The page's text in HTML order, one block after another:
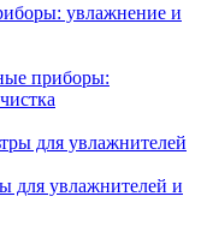
увлажнение и
приборы:
для увлажнителей и